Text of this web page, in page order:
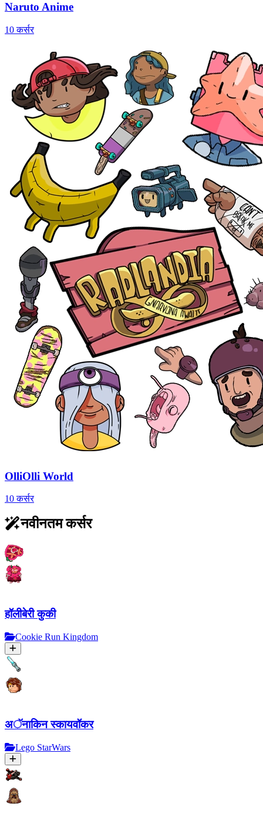
Naruto Anime
10 कर्सर
OlliOlli World
10 कर्सर
नवीनतम कर्सर
हॉलीबेरी कुकी
Cookie Run Kingdom
अॅनाकिन स्कायवॉकर
Lego StarWars